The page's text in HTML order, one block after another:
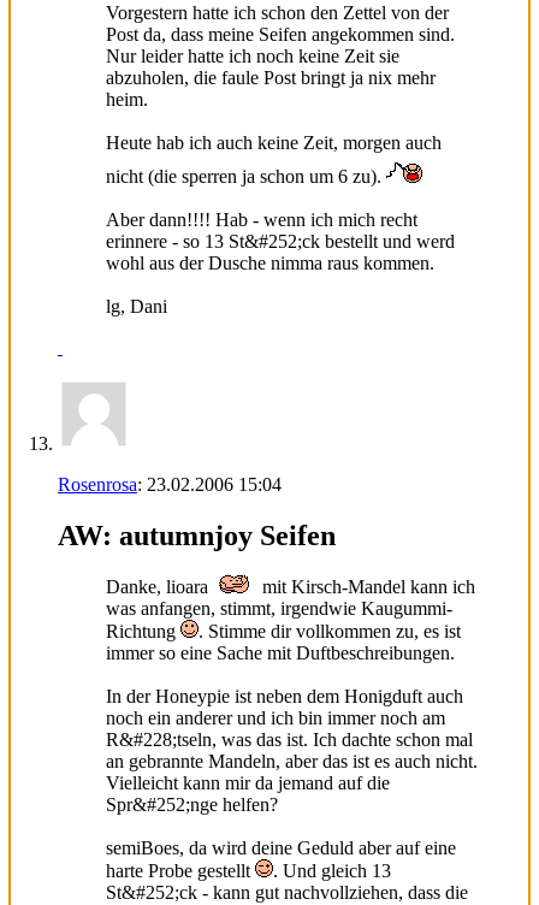
Vorgestern hatte ich schon den Zettel von der
Post da, dass meine Seifen angekommen sind.
Nur leider hatte ich noch keine Zeit sie
abzuholen, die faule Post bringt ja nix mehr
heim.
Heute hab ich auch keine Zeit, morgen auch
nicht (die sperren ja schon um 6 zu).
Aber dann!!!! Hab - wenn ich mich recht
erinnere - so 13 St&#252;ck bestellt und werd
wohl aus der Dusche nimma raus kommen.
lg, Dani
Rosenrosa: 23.02.2006 15:04
AW: autumnjoy Seifen
Danke, lioara
mit Kirsch-Mandel kann ich
was anfangen, stimmt, irgendwie Kaugummi-
Richtung
. Stimme dir vollkommen zu, es ist
immer so eine Sache mit Duftbeschreibungen.
In der Honeypie ist neben dem Honigduft auch
noch ein anderer und ich bin immer noch am
R&#228;tseln, was das ist. Ich dachte schon mal
an gebrannte Mandeln, aber das ist es auch nicht.
Vielleicht kann mir da jemand auf die
Spr&#252;nge helfen?
semiBoes, da wird deine Geduld aber auf eine
harte Probe gestellt
. Und gleich 13
St&#252;ck - kann gut nachvollziehen, dass die